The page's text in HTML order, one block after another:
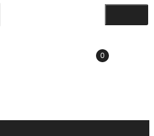
0
Giriş YapveyaÜye Ol